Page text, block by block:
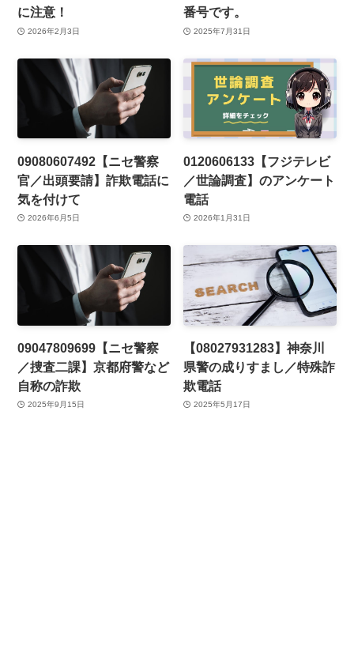
に注意！
2026年2月3日
番号です。
2025年7月31日
09080607492【ニセ警察
官／出頭要請】詐欺電話に
気を付けて
2026年6月5日
0120606133【フジテレビ
／世論調査】のアンケート
電話
2026年1月31日
09047809699【ニセ警察
／捜査二課】京都府警など
自称の詐欺
2025年9月15日
【08027931283】神奈川
県警の成りすまし／特殊詐
欺電話
2025年5月17日